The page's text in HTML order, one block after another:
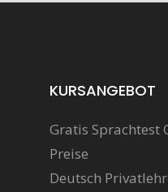
KURSANGEBOT
Gratis Sprachtest
Preise
Deutsch